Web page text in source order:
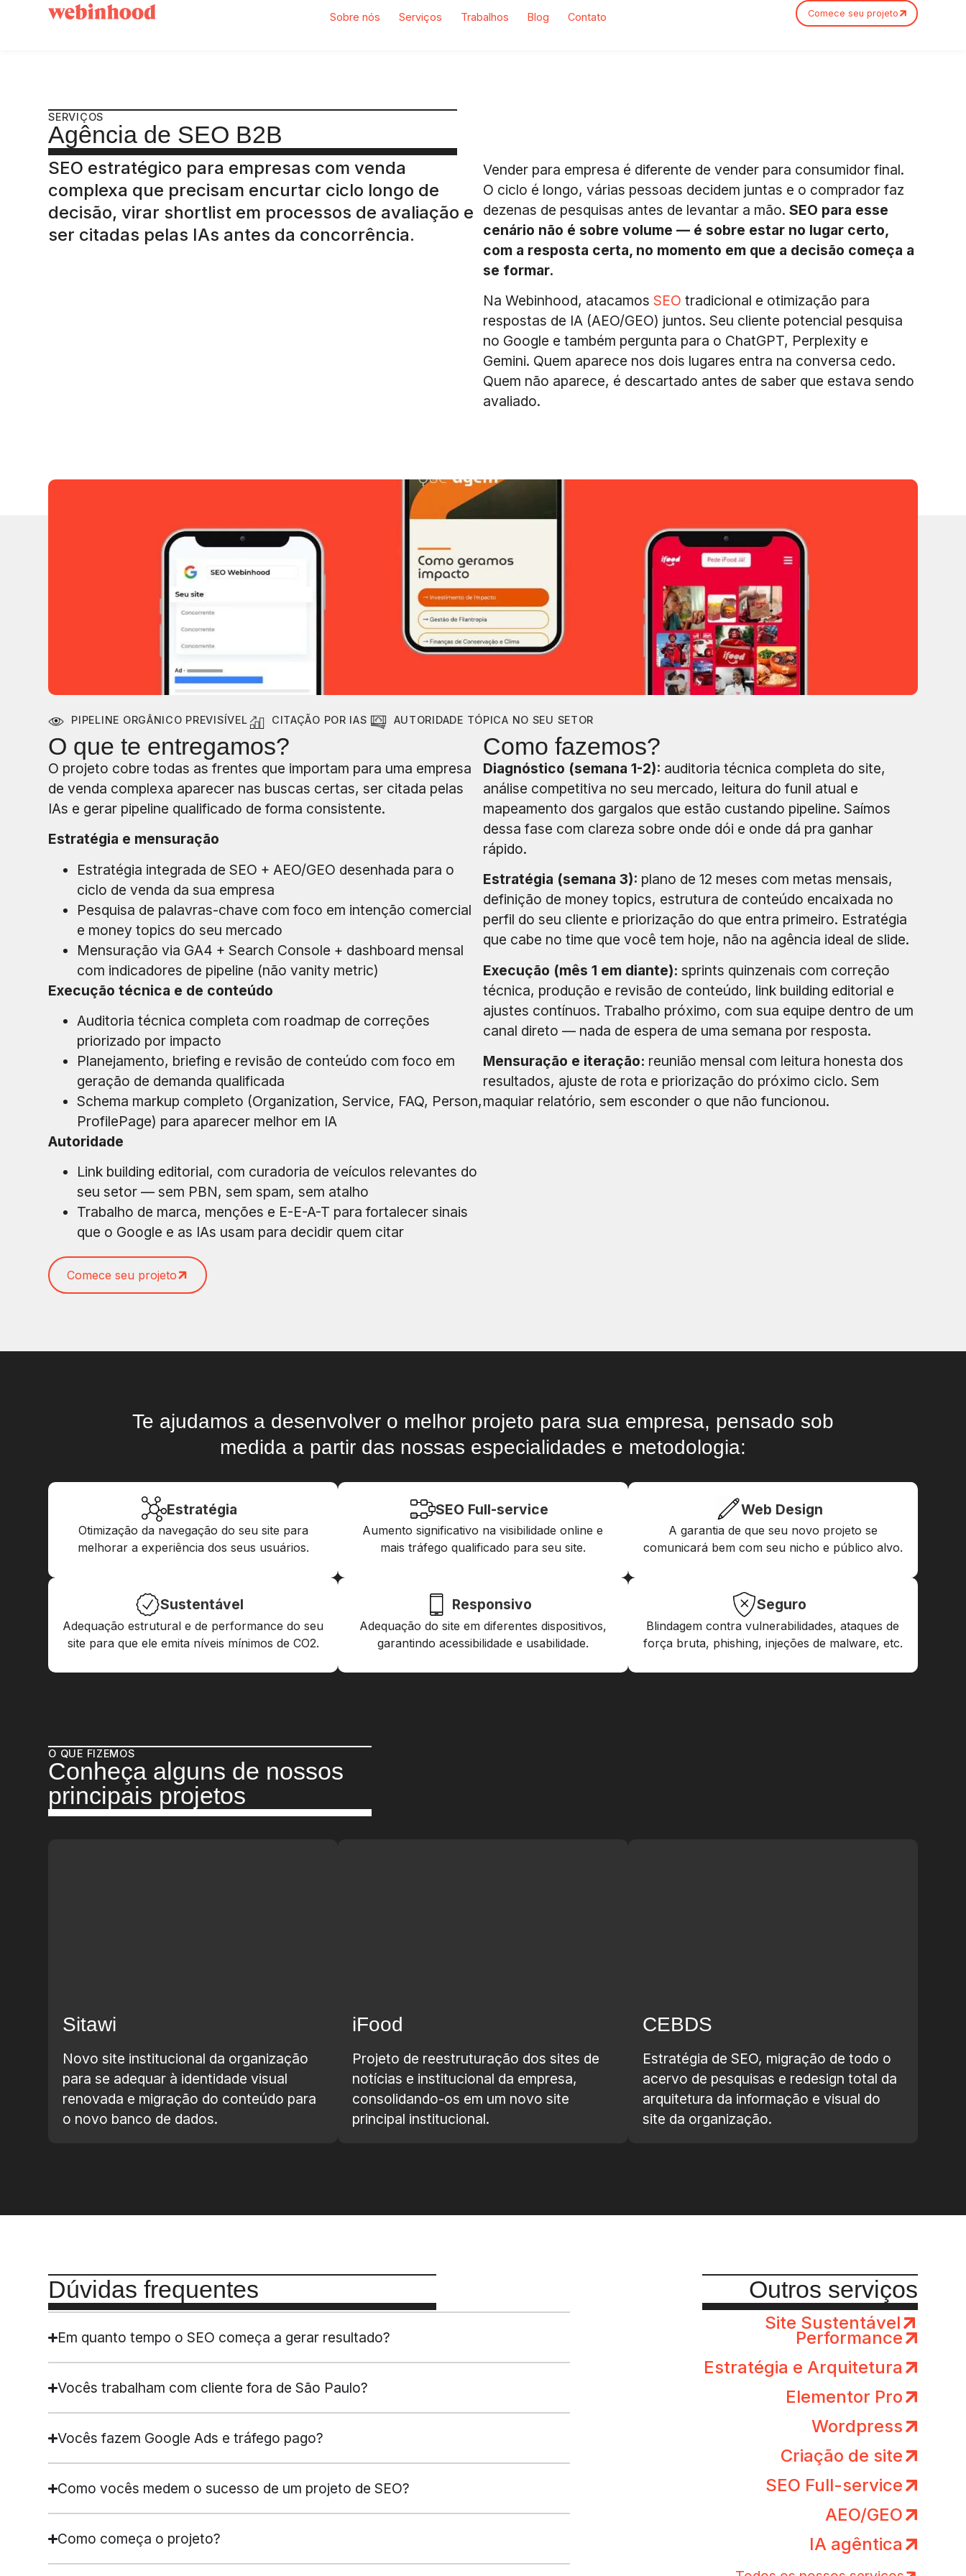
Sobre nós Serviços Trabalhos Blog Contato Comece seu projeto
SERVIÇOS
Agência de SEO B2B
SEO estratégico para empresas com venda
complexa que precisam encurtar ciclo longo de
decisão, virar shortlist em processos de avaliação e
ser citadas pelas IAs antes da concorrência.
Vender para empresa é diferente de vender para consumidor final.
O ciclo é longo, várias pessoas decidem juntas e o comprador faz
dezenas de pesquisas antes de levantar a mão. SEO para esse
cenário não é sobre volume — é sobre estar no lugar certo,
com a resposta certa, no momento em que a decisão começa a
se formar.
Na Webinhood, atacamos SEO tradicional e otimização para
respostas de IA (AEO/GEO) juntos. Seu cliente potencial pesquisa
no Google e também pergunta para o ChatGPT, Perplexity e
Gemini. Quem aparece nos dois lugares entra na conversa cedo.
Quem não aparece, é descartado antes de saber que estava sendo
avaliado.
PIPELINE ORGÂNICO PREVISÍVEL CITAÇÃO POR IAS AUTORIDADE TÓPICA NO SEU SETOR
O que te entregamos?
O projeto cobre todas as frentes que importam para uma empresa
de venda complexa aparecer nas buscas certas, ser citada pelas
IAs e gerar pipeline qualificado de forma consistente.
Estratégia e mensuração
Estratégia integrada de SEO + AEO/GEO desenhada para o
ciclo de venda da sua empresa
Pesquisa de palavras-chave com foco em intenção comercial
e money topics do seu mercado
Mensuração via GA4 + Search Console + dashboard mensal
com indicadores de pipeline (não vanity metric)
Execução técnica e de conteúdo
Auditoria técnica completa com roadmap de correções
priorizado por impacto
Planejamento, briefing e revisão de conteúdo com foco em
geração de demanda qualificada
Schema markup completo (Organization, Service, FAQ, Person,
ProfilePage) para aparecer melhor em IA
Autoridade
Link building editorial, com curadoria de veículos relevantes do
seu setor — sem PBN, sem spam, sem atalho
Trabalho de marca, menções e E-E-A-T para fortalecer sinais
que o Google e as IAs usam para decidir quem citar
Como fazemos?
Diagnóstico (semana 1-2): auditoria técnica completa do site,
análise competitiva no seu mercado, leitura do funil atual e
mapeamento dos gargalos que estão custando pipeline. Saímos
dessa fase com clareza sobre onde dói e onde dá pra ganhar
rápido.
Estratégia (semana 3): plano de 12 meses com metas mensais,
definição de money topics, estrutura de conteúdo encaixada no
perfil do seu cliente e priorização do que entra primeiro. Estratégia
que cabe no time que você tem hoje, não na agência ideal de slide.
Execução (mês 1 em diante): sprints quinzenais com correção
técnica, produção e revisão de conteúdo, link building editorial e
ajustes contínuos. Trabalho próximo, com sua equipe dentro de um
canal direto — nada de espera de uma semana por resposta.
Mensuração e iteração: reunião mensal com leitura honesta dos
resultados, ajuste de rota e priorização do próximo ciclo. Sem
maquiar relatório, sem esconder o que não funcionou.
Comece seu projeto
Te ajudamos a desenvolver o melhor projeto para sua empresa, pensado sob
medida a partir das nossas especialidades e metodologia:
Estratégia
Otimização da navegação do seu site para
melhorar a experiência dos seus usuários.
SEO Full-service
Aumento significativo na visibilidade online e
mais tráfego qualificado para seu site.
Web Design
A garantia de que seu novo projeto se
comunicará bem com seu nicho e público alvo.
Sustentável
Adequação estrutural e de performance do seu
site para que ele emita níveis mínimos de CO2.
Responsivo
Adequação do site em diferentes dispositivos,
garantindo acessibilidade e usabilidade.
Seguro
Blindagem contra vulnerabilidades, ataques de
força bruta, phishing, injeções de malware, etc.
O QUE FIZEMOS
Conheça alguns de nossos
principais projetos
Sitawi
Novo site institucional da organização
para se adequar à identidade visual
renovada e migração do conteúdo para
o novo banco de dados.
iFood
Projeto de reestruturação dos sites de
notícias e institucional da empresa,
consolidando-os em um novo site
principal institucional.
CEBDS
Estratégia de SEO, migração de todo o
acervo de pesquisas e redesign total da
arquitetura da informação e visual do
site da organização.
Dúvidas frequentes
Em quanto tempo o SEO começa a gerar resultado?
Vocês trabalham com cliente fora de São Paulo?
Vocês fazem Google Ads e tráfego pago?
Como vocês medem o sucesso de um projeto de SEO?
Como começa o projeto?
Outros serviços
Site Sustentável
Performance
Estratégia e Arquitetura
Elementor Pro
Wordpress
Criação de site
SEO Full-service
AEO/GEO
IA agêntica